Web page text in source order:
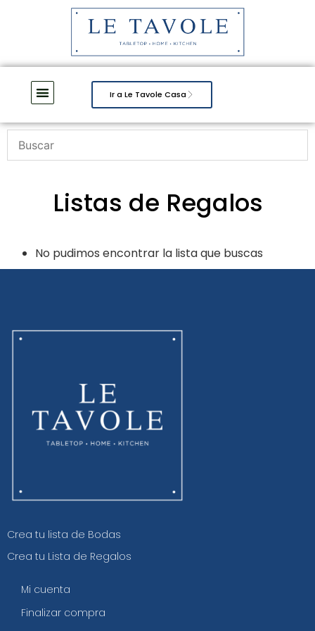
Ir a Le Tavole Casa
Listas de Regalos
No pudimos encontrar la lista que buscas
Crea tu lista de Bodas
Crea tu Lista de Regalos
Mi cuenta
Finalizar compra